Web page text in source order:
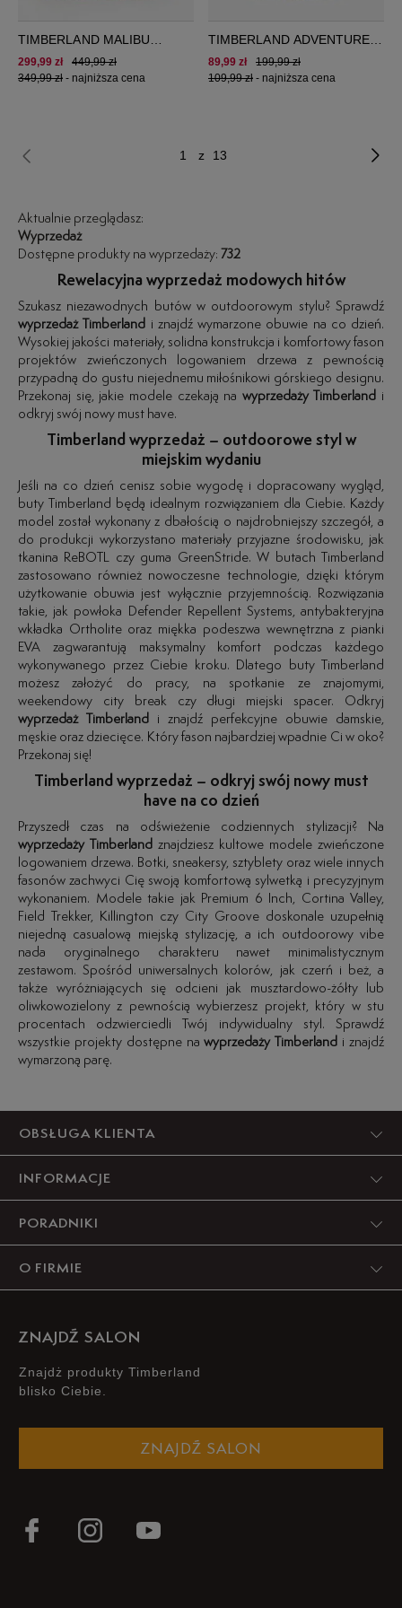
Aktualnie przeglądasz:
Wyprzedaż
Dostępne produkty na wyprzedaży: 732
Rewelacyjna wyprzedaż modowych hitów
Szukasz niezawodnych butów w outdoorowym stylu? Sprawdź
wyprzedaż Timberland i znajdź wymarzone obuwie na co dzień.
Wysokiej jakości materiały, solidna konstrukcja i komfortowy fason
projektów zwieńczonych logowaniem drzewa z pewnością
przypadną do gustu niejednemu miłośnikowi górskiego designu.
Przekonaj się, jakie modele czekają na wyprzedaży Timberland i
odkryj swój nowy must have.
Timberland wyprzedaż – outdoorowe styl w
miejskim wydaniu
Jeśli na co dzień cenisz sobie wygodę i dopracowany wygląd,
buty Timberland będą idealnym rozwiązaniem dla Ciebie. Każdy
model został wykonany z dbałością o najdrobniejszy szczegół, a
do produkcji wykorzystano materiały przyjazne środowisku, jak
tkanina ReBOTL czy guma GreenStride. W butach Timberland
zastosowano również nowoczesne technologie, dzięki którym
użytkowanie obuwia jest wyłącznie przyjemnością. Rozwiązania
takie, jak powłoka Defender Repellent Systems, antybakteryjna
wkładka Ortholite oraz miękka podeszwa wewnętrzna z pianki
EVA zagwarantują maksymalny komfort podczas każdego
wykonywanego przez Ciebie kroku. Dlatego buty Timberland
możesz założyć do pracy, na spotkanie ze znajomymi,
weekendowy city break czy długi miejski spacer. Odkryj
wyprzedaż Timberland i znajdź perfekcyjne obuwie damskie,
męskie oraz dziecięce. Który fason najbardziej wpadnie Ci w oko?
Przekonaj się!
Timberland wyprzedaż – odkryj swój nowy must
have na co dzień
Przyszedł czas na odświeżenie codziennych stylizacji? Na
wyprzedaży Timberland znajdziesz kultowe modele zwieńczone
logowaniem drzewa. Botki, sneakersy, sztyblety oraz wiele innych
fasonów zachwyci Cię swoją komfortową sylwetką i precyzyjnym
wykonaniem. Modele takie jak Premium 6 Inch, Cortina Valley,
Field Trekker, Killington czy City Groove doskonale uzupełnią
niejedną casualową miejską stylizację, a ich outdoorowy vibe
nada oryginalnego charakteru nawet minimalistycznym
zestawom. Spośród uniwersalnych kolorów, jak czerń i beż, a
także wyróżniających się odcieni jak musztardowo-żółty lub
oliwkowozielony z pewnością wybierzesz projekt, który w stu
procentach odzwierciedli Twój indywidualny styl. Sprawdź
wszystkie projekty dostępne nawyprzedaży Timberland i znajdź
wymarzoną parę.
TIMBERLAND MALIBU
WAVES ANKLE
449,99 zł
299,99 zł
349,99 zł - najniższa cena
TIMBERLAND ADVENTURE
SEEKER 2 STRAP
199,99 zł
89,99 zł
109,99 zł - najniższa cena
z 13
OBSŁUGA KLIENTA
INFORMACJE
PORADNIKI
O FIRMIE
ZNAJDŹ SALON
Znajdż produkty Timberland
blisko Ciebie.
ZNAJDŹ SALON